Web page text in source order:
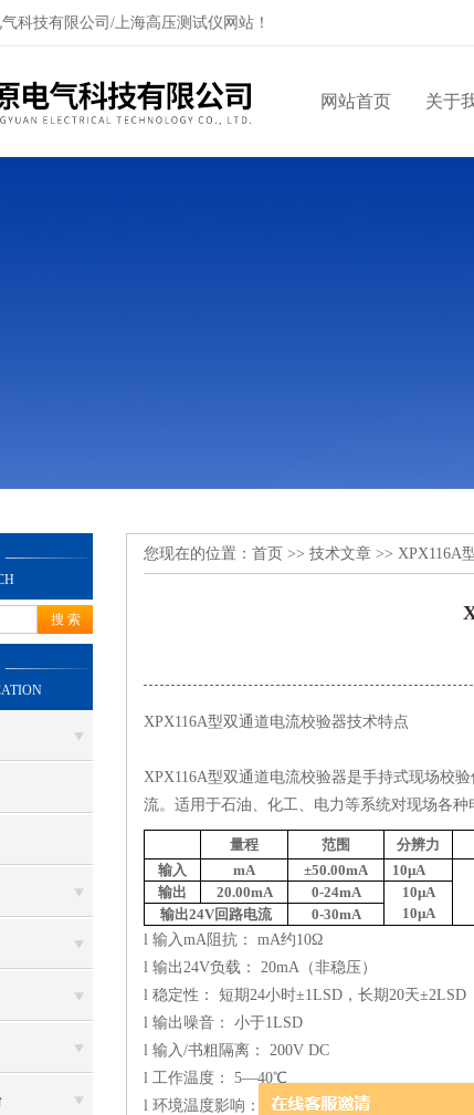
科技有限公司/上海高压测试仪网站！
网站首页 关于
您现在的位置： 首页 >> 技术文章 >> XPX116A
XPX116A型双通道电流校验器技术特点
XPX116A型双通道电流校验器是手持式现场校
流。适用于石油、化工、电力等系统对现场各种
量程 范围 分辨力
输入
mA ±50.00mA 10µA
输出 20.00mA 0-24mA
10µA
输出24V回路电流 0-30mA
10µA
l 输入mA阻抗： mA约10Ω
l 输出24V负载： 20mA（非稳压）
l 稳定性： 短期24小时±1LSD，长期20天±2LSD
l 输出噪音： 小于1LSD
l 输入/书粗隔离： 200V DC
l 工作温度： 5—40℃
l 环境温度影响： 0.01%FS / ℃